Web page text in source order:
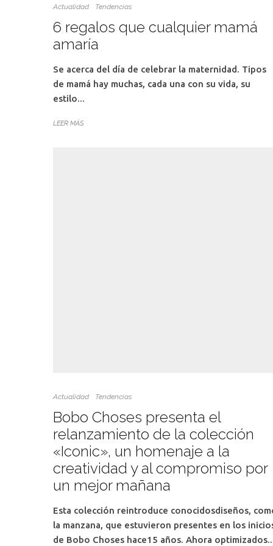
Actualidad Tendencias
6 regalos que cualquier mamá
amaría
Se acerca del día de celebrar la maternidad. Tipos
de mamá hay muchas, cada una con su vida, su
estilo...
LEER MÁS
Actualidad Tendencias
Bobo Choses presenta el
relanzamiento de la colección
«Iconic», un homenaje a la
creatividad y al compromiso por
un mejor mañana
Esta colección reintroduce conocidosdiseños,
la manzana, que estuvieron presentes en los
de Bobo Choses hace15 años. Ahora